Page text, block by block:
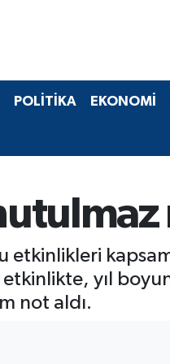
POLİTİKA EKONOMİ
etkinlikleri
yıl
not aldı.